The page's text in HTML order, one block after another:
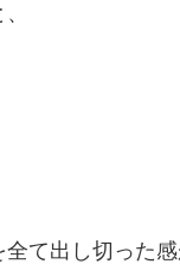
て出し切った感